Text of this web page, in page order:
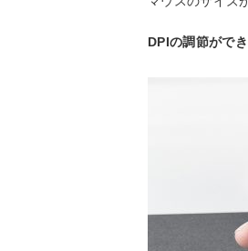
DPIの調節がで